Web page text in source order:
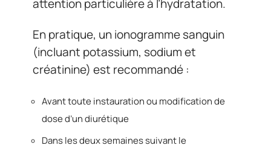
attention particulière à l’hydratation.
En pratique, un ionogramme sanguin
(incluant potassium, sodium et
créatinine) est recommandé :
Avant toute instauration ou modification de
dose d’un diurétique
Dans les deux semaines suivant le